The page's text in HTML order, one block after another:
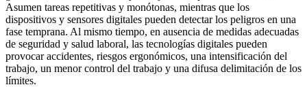
Asumen tareas repetitivas y monótonas, mientras que los
dispositivos y sensores digitales pueden detectar los peligros en una
fase temprana. Al mismo tiempo, en ausencia de medidas adecuadas
de seguridad y salud laboral, las tecnologías digitales pueden
provocar accidentes, riesgos ergonómicos, una intensificación del
trabajo, un menor control del trabajo y una difusa delimitación de los
límites.